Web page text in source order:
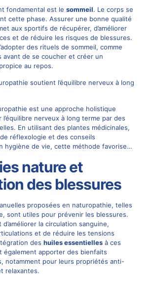
fondamental est le sommeil. Le corps se
cette phase. Assurer une bonne qualité
aux sportifs de récupérer, d’améliorer
et de réduire les risques de blessures.
des rituels de sommeil, comme
avant de se coucher et créer un
au repos.
soutient l’équilibre nerveux à long
est une approche holistique
nerveux à long terme par des
En utilisant des plantes médicinales,
réflexologie et des conseils
hygiène de vie, cette méthode favorise…
nature et
des blessures
proposées en naturopathie, telles
sont utiles pour prévenir les blessures.
la circulation sanguine,
et de réduire les tensions
des huiles essentiellesà ces
également apporter des bienfaits
notamment pour leurs propriétés anti-
relaxantes.